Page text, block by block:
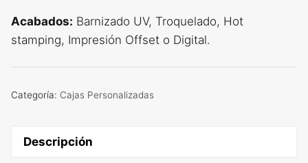
Acabados: Barnizado UV, Troquelado, Hot
stamping, Impresión Offset o Digital.
Categoría: Cajas Personalizadas
Descripción